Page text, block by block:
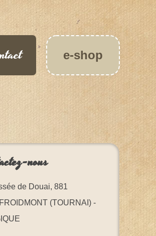
e-shop
nous
de Douai, 881
(TOURNAI) -